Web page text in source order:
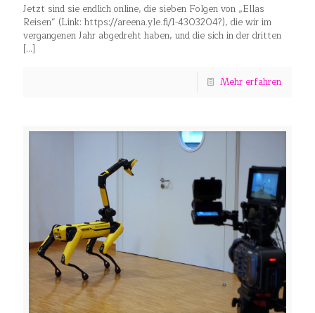
Jetzt sind sie endlich online, die sieben Folgen von „Ellas
Reisen“ (Link: https://areena.yle.fi/1-4303204?), die wir im
vergangenen Jahr abgedreht haben, und die sich in der dritten
[…]
Mehr erfahren